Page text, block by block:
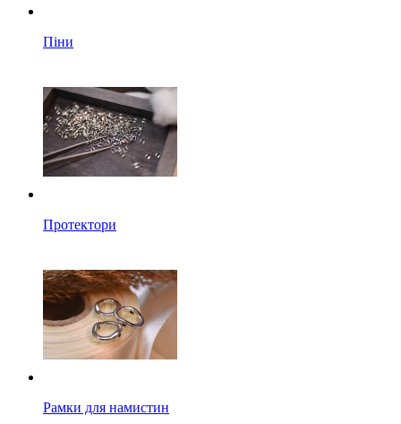
Піни
Протектори
Рамки для намистин